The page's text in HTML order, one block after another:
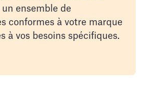
ensemble de
conformes à votre marque
à vos besoins spécifiques.